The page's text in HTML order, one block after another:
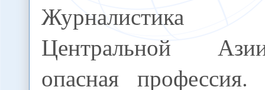
Центральной
опасная